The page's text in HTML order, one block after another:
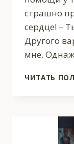
страшно
сердце! –
Другого
мне.
ЧИТАТЬ